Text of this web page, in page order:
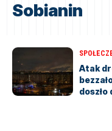
Sobianin
Atak
doszło